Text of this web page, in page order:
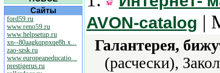
Сайты
ford59.ru
www.reno59.ru
www.helpsetup.ru
xn--80aagkqppxqe8h.x...
zao-szsk.ru
www.europeaneducatio...
prestigerus.ru
AVON-catalog |
Галантерея,
(расчески),